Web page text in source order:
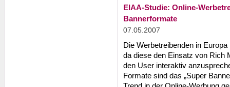
EIAA-Studie: Online-
Bannerformate
07.05.2007
Die Werbetreibenden in
da diese den Einsatz von Rich
den User interaktiv
Formate sind das „Super